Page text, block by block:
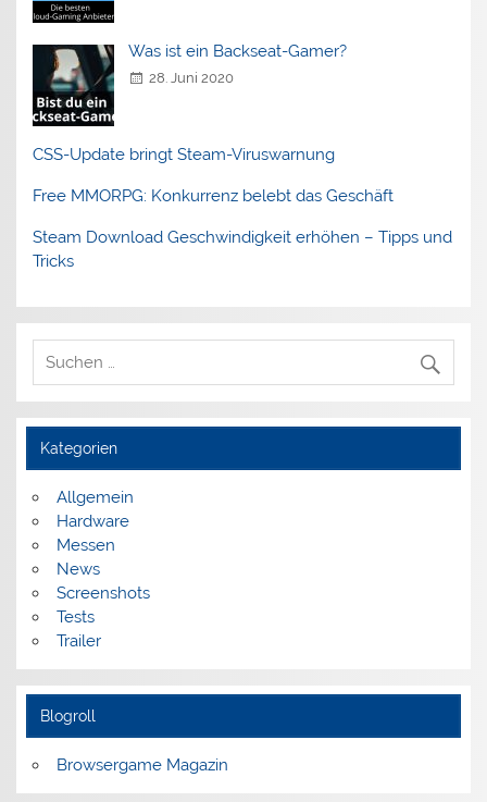
Was ist ein Backseat-Gamer?
28. Juni 2020
CSS-Update bringt Steam-Viruswarnung
Free MMORPG: Konkurrenz belebt das Geschäft
Steam Download Geschwindigkeit erhöhen – Tipps und
Tricks
Kategorien
Allgemein
Hardware
Messen
News
Screenshots
Tests
Trailer
Blogroll
Browsergame Magazin